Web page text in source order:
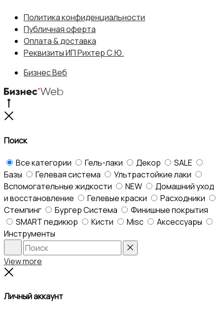
составляла
170 ₽.
153 ₽.
Политика конфиденциальности
Публичная оферта
Оплата & доставка
Реквизиты ИП Рихтер С.Ю.
Бизнес Веб
Поиск
Все категории Гель-лаки Декор
SALE
Базы
Гелевая система
Ультрастойкие лаки
Вспомогательные жидкости
NEW
Домашний уход
и восстановление
Гелевые краски
Расходники
Стемпинг
Бургер Система
Финишные покрытия
SMART педикюр
Кисти Misc
Аксессуары
Инструменты
Search
View more
Личный аккаунт